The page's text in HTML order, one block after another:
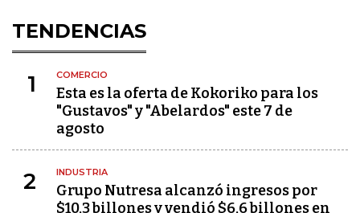
TENDENCIAS
1 COMERCIO
Esta es la oferta de Kokoriko para los
"Gustavos" y "Abelardos" este 7 de
agosto
2 INDUSTRIA
Grupo Nutresa alcanzó ingresos por
$10,3 billones y vendió $6,6 billones en